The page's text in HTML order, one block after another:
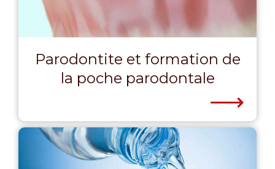
Parodontite et formation de
la poche parodontale
⟶